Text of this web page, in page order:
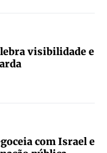
visibilidade e
com Israel e